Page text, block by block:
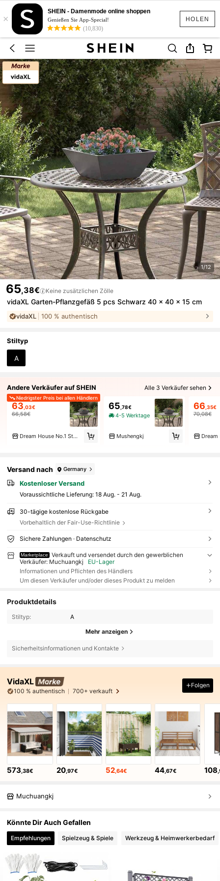
HOLEN
×
SHEIN - Damenmode online shoppen
Genießen Sie App-Special!
(10,830)
1/12
65,38€ Keine zusätzlichen Zölle
vidaXL Garten-Pflanzgefäß 5 pcs Schwarz 40 x 40 x 15 cm
vidaXL 100 % authentisch
Stiltyp
A
Andere Verkäufer auf SHEIN Alle 3 Verkäufer sehen
Niedrigster Preis bei allen Händlern
63 ,03€
66,58€
Dream House No.1 Store
65 ,78€
4-5 Werktage
Mushengkj
66 ,35€
70,08€
Versand nach Germany
Kostenloser Versand
Voraussichtliche Lieferung: 18 Aug. - 21 Aug.
30-tägige kostenlose Rückgabe
Vorbehaltlich der Fair-Use-Richtlinie
Sichere Zahlungen · Datenschutz
Marketplace
Verkauft und versendet durch den gewerblichen
Verkäufer: Muchuangkj
EU-Lager
Informationen und Pflichten des Händlers
Um diesen Verkäufer und/oder dieses Produkt zu melden
Produktdetails
Stiltyp: A
Mehr anzeigen
Sicherheitsinformationen und Kontakte
VidaXL
100 % authentisch 700+ verkauft
Folgen
573,38€ 20,97€ 52,64€ 44,67€ 108
Muchuangkj
Könnte Dir Auch Gefallen
Empfehlungen Spielzeug & Spiele Werkzeug & Heimwerkerbedarf